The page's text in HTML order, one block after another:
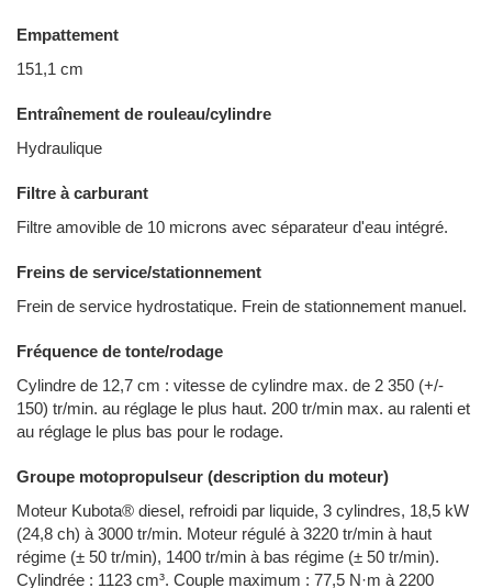
Empattement
151,1 cm
Entraînement de rouleau/cylindre
Hydraulique
Filtre à carburant
Filtre amovible de 10 microns avec séparateur d'eau intégré.
Freins de service/stationnement
Frein de service hydrostatique. Frein de stationnement manuel.
Fréquence de tonte/rodage
Cylindre de 12,7 cm : vitesse de cylindre max. de 2 350 (+/-
150) tr/min. au réglage le plus haut. 200 tr/min max. au ralenti et
au réglage le plus bas pour le rodage.
Groupe motopropulseur (description du moteur)
Moteur Kubota® diesel, refroidi par liquide, 3 cylindres, 18,5 kW
(24,8 ch) à 3000 tr/min. Moteur régulé à 3220 tr/min à haut
régime (± 50 tr/min), 1400 tr/min à bas régime (± 50 tr/min).
Cylindrée : 1123 cm³. Couple maximum : 77,5 N·m à 2200